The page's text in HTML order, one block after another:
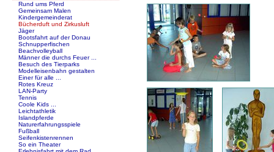
Rund ums Pferd
Gemeinsam Malen
Kindergemeinderat
Bücherduft und Zirkusluft
Jäger
Bootsfahrt auf der Donau
Schnupperfischen
Beachvolleyball
Männer die durchs Feuer ...
Besuch des Tierparks
Modelleisenbahn gestalten
Einer für alle ...
Rotes Kreuz
LAN-Party
Tennis
Coole Kids ...
Leichtathletik
Islandpferde
Naturerfahrungsspiele
Fußball
Seifenkistenrennen
So ein Theater